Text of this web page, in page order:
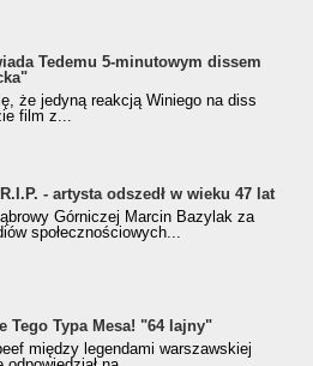
Tedemu 5-minutowym dissem
że jedyną reakcją Winiego na diss
film z...
- artysta odszedł w wieku 47 lat
Górniczej Marcin Bazylak za
społecznościowych...
Tego Typa Mesa! "64 lajny"
między legendami warszawskiej